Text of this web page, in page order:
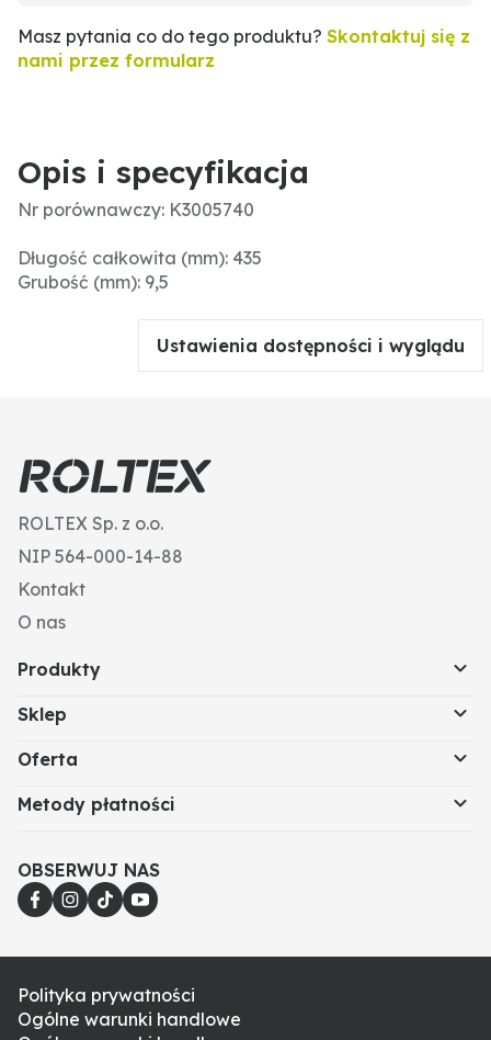
Masz pytania co do tego produktu? Skontaktuj się z
nami przez formularz
Opis i specyfikacja
Nr porównawczy: K3005740
Długość całkowita (mm): 435
Grubość (mm): 9,5
Ustawienia dostępności i wyglądu
ROLTEX Sp. z o.o.
NIP 564-000-14-88
Kontakt
O nas
Produkty
Sklep
Oferta
Metody płatności
OBSERWUJ NAS
Polityka prywatności
Ogólne warunki handlowe